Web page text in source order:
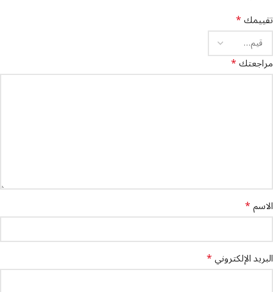
تقييمك*
مراجعتك*
الاسم*
البريد الإلكتروني*